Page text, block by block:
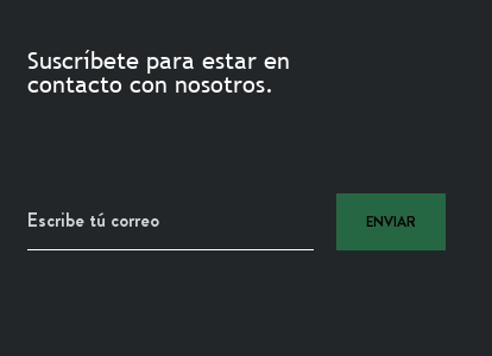
Suscríbete para estar en
contacto con nosotros.
ENVIAR